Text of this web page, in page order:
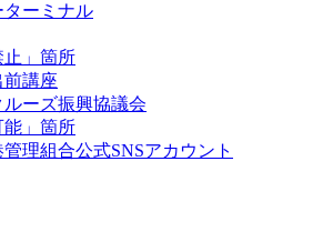
ターミナル
止」箇所
講座
ーズ振興協議会
能」箇所
理組合公式SNSアカウント